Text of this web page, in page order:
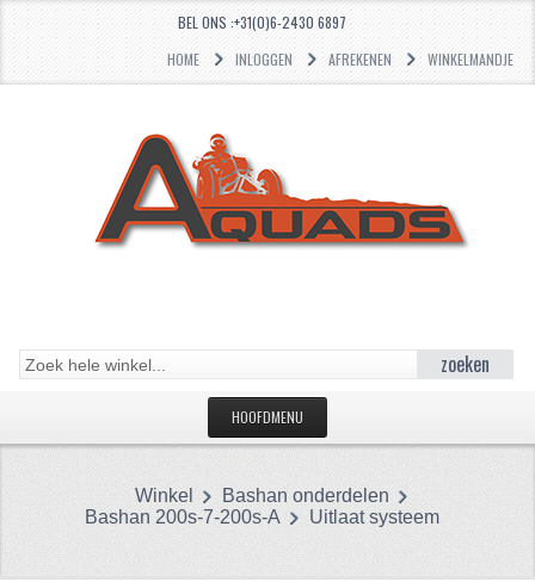
BEL ONS :+31(0)6-2430 6897
HOME
INLOGGEN AFREKENEN WINKELMANDJE
zoeken
HOOFDMENU
CATEGORIEËN
Winkel
Bashan onderdelen
Bashan 200s-7-200s-A
Uitlaat systeem